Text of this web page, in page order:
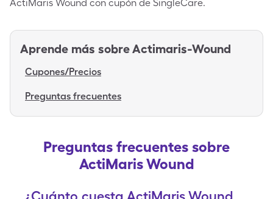
ActiMaris Wound con cupón de SingleCare.
Aprende más sobreActimaris-Wound
Cupones/Precios
Preguntas frecuentes
Preguntas frecuentes sobre
ActiMaris Wound